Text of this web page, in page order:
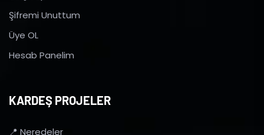
Şifremi Unuttum
Üye OL
Hesab Panelim
KARDEŞ PROJELER
📍 Neredeler